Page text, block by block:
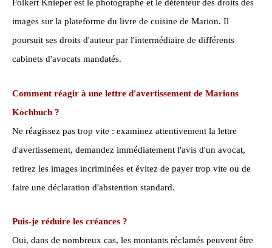
Folkert Knieper est le photographe et le détenteur des droits des
images sur la plateforme du livre de cuisine de Marion. Il
poursuit ses droits d'auteur par l'intermédiaire de différents
cabinets d'avocats mandatés.
Comment réagir à une lettre d'avertissement de Marions
Kochbuch ?
Ne réagissez pas trop vite : examinez attentivement la lettre
d'avertissement, demandez immédiatement l'avis d'un avocat,
retirez les images incriminées et évitez de payer trop vite ou de
faire une déclaration d'abstention standard.
Puis-je réduire les créances ?
Oui, dans de nombreux cas, les montants réclamés peuvent être